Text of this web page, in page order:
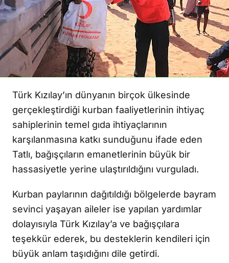
Türk Kızılay’ın dünyanın birçok ülkesinde
gerçekleştirdiği kurban faaliyetlerinin ihtiyaç
sahiplerinin temel gıda ihtiyaçlarının
karşılanmasına katkı sunduğunu ifade eden
Tatlı, bağışçıların emanetlerinin büyük bir
hassasiyetle yerine ulaştırıldığını vurguladı.
Kurban paylarının dağıtıldığı bölgelerde bayram
sevinci yaşayan aileler ise yapılan yardımlar
dolayısıyla Türk Kızılay’a ve bağışçılara
teşekkür ederek, bu desteklerin kendileri için
büyük anlam taşıdığını dile getirdi.